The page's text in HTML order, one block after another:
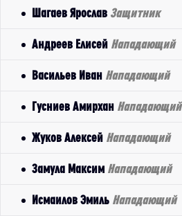
Шагаев Ярослав Защитник
Андреев Елисей Нападающий
Васильев Иван Нападающий
Гусниев Амирхан Нападающий
Жуков Алексей Нападающий
Замула Максим Нападающий
Исмаилов Эмиль Нападающий